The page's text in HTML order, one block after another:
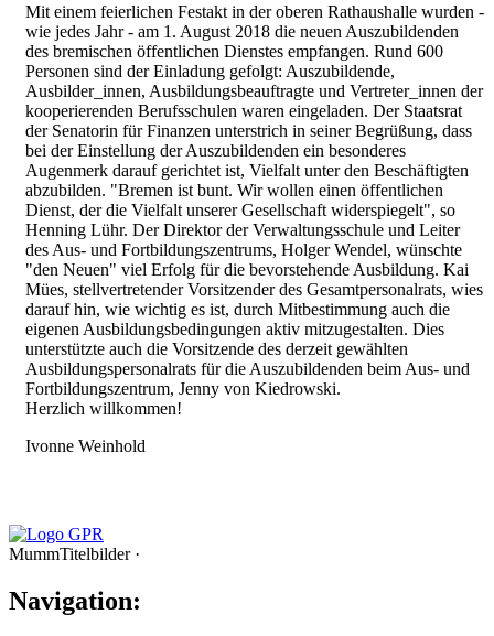
Mit einem feierlichen Festakt in der oberen Rathaushalle wurden -
wie jedes Jahr - am 1. August 2018 die neuen Auszubildenden
des bremischen öffentlichen Dienstes empfangen. Rund 600
Personen sind der Einladung gefolgt: Auszubildende,
Ausbilder_innen, Ausbildungsbeauftragte und Vertreter_innen der
kooperierenden Berufsschulen waren eingeladen. Der Staatsrat
der Senatorin für Finanzen unterstrich in seiner Begrüßung, dass
bei der Einstellung der Auszubildenden ein besonderes
Augenmerk darauf gerichtet ist, Vielfalt unter den Beschäftigten
abzubilden. "Bremen ist bunt. Wir wollen einen öffentlichen
Dienst, der die Vielfalt unserer Gesellschaft widerspiegelt", so
Henning Lühr. Der Direktor der Verwaltungsschule und Leiter
des Aus- und Fortbildungszentrums, Holger Wendel, wünschte
"den Neuen" viel Erfolg für die bevorstehende Ausbildung. Kai
Mües, stellvertretender Vorsitzender des Gesamtpersonalrats, wies
darauf hin, wie wichtig es ist, durch Mitbestimmung auch die
eigenen Ausbildungsbedingungen aktiv mitzugestalten. Dies
unterstützte auch die Vorsitzende des derzeit gewählten
Ausbildungspersonalrats für die Auszubildenden beim Aus- und
Fortbildungszentrum, Jenny von Kiedrowski.
Herzlich willkommen!
Ivonne Weinhold
MummTitelbilder ·
Navigation: